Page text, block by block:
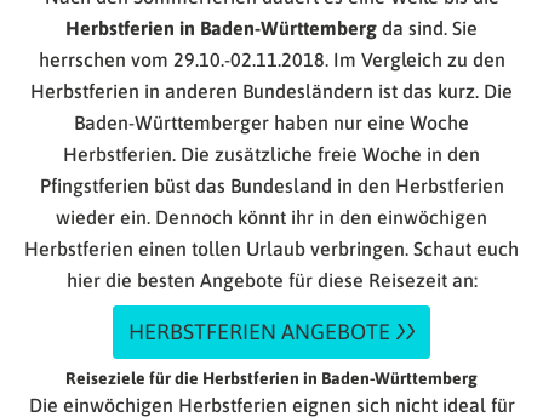
Herbstferien in Baden-Württemberg da sind. Sie
herrschen vom 29.10.-02.11.2018. Im Vergleich zu den
Herbstferien in anderen Bundesländern ist das kurz. Die
Baden-Württemberger haben nur eine Woche
Herbstferien. Die zusätzliche freie Woche in den
Pfingstferien büst das Bundesland in den Herbstferien
wieder ein. Dennoch könnt ihr in den einwöchigen
Herbstferien einen tollen Urlaub verbringen. Schaut euch
hier die besten Angebote für diese Reisezeit an:
HERBSTFERIEN ANGEBOTE
Reiseziele für die Herbstferien in Baden-Württemberg
Die einwöchigen Herbstferien eignen sich nicht ideal für